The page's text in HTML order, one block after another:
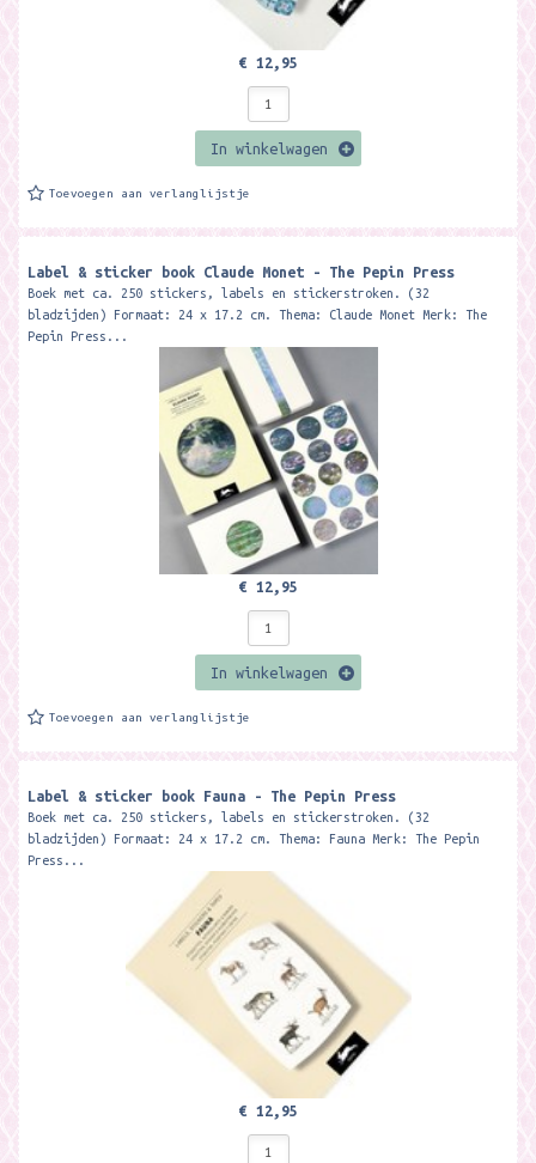
€ 12,95
In winkelwagen
Toevoegen aan verlanglijstje
Label & sticker book Claude Monet - The Pepin Press
Boek met ca. 250 stickers, labels en stickerstroken. (32
bladzijden) Formaat: 24 x 17.2 cm. Thema: Claude Monet Merk: The
Pepin Press...
€ 12,95
In winkelwagen
Toevoegen aan verlanglijstje
Label & sticker book Fauna - The Pepin Press
Boek met ca. 250 stickers, labels en stickerstroken. (32
bladzijden) Formaat: 24 x 17.2 cm. Thema: Fauna Merk: The Pepin
Press...
€ 12,95